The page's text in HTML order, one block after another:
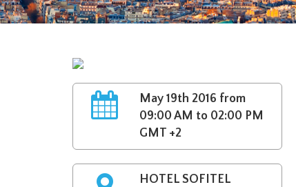
May 19th 2016 from
09:00 AM to 02:00 PM
GMT +2
HOTEL SOFITEL